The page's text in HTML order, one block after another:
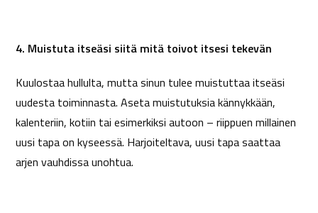
4. Muistuta itseäsi siitä mitä toivot itsesi tekevän
Kuulostaa hullulta, mutta sinun tulee muistuttaa itseäsi
uudesta toiminnasta. Aseta muistutuksia kännykkään,
kalenteriin, kotiin tai esimerkiksi autoon – riippuen millainen
uusi tapa on kyseessä. Harjoiteltava, uusi tapa saattaa
arjen vauhdissa unohtua.